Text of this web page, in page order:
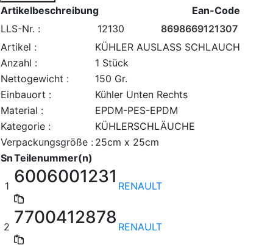
Artikelbeschreibung
Ean-Code
LLS-Nr. :
12130
8698669121307
Artikel :
KÜHLER AUSLASS SCHLAUCH
Anzahl :
1 Stück
Nettogewicht :
150 Gr.
Einbauort :
Kühler Unten Rechts
Material :
EPDM-PES-EPDM
Kategorie :
KÜHLERSCHLÄUCHE
Verpackungsgröße : 25cm x 25cm
SnTeilenummer(n)
1 6006001231 RENAULT
2 7700412878 RENAULT